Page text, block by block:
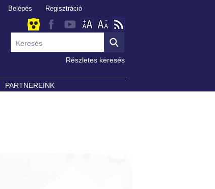
PARTNEREINK
Részletes keresés
Belépés Regisztráció